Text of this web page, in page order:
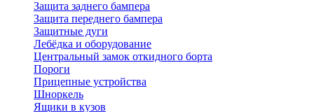
Защита заднего бампера
Защита переднего бампера
Защитные дуги
Лебёдка и оборудование
Центральный замок откидного борта
Пороги
Прицепные устройства
Шноркель
Ящики в кузов